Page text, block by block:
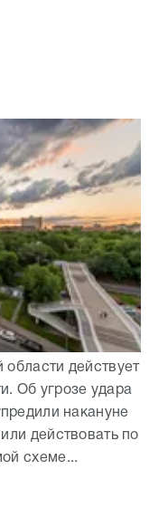
действует
Об угрозе удара
накануне
действовать по
схеме...